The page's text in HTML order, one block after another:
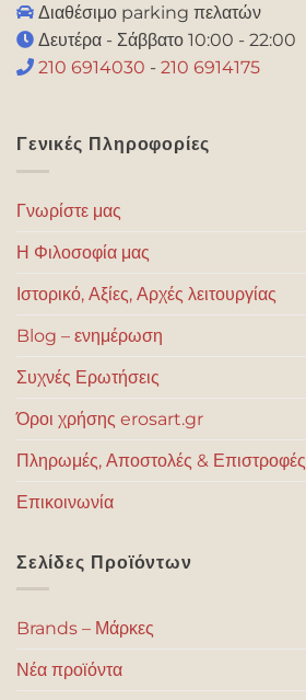
Διαθέσιμο parking πελατών
Δευτέρα - Σάββατο 10:00 - 22:00
210 6914030 - 210 6914175
Γενικές Πληροφορίες
Γνωρίστε μας
Η Φιλοσοφία μας
Ιστορικό, Αξίες, Αρχές λειτουργίας
Blog – ενημέρωση
Συχνές Ερωτήσεις
Όροι χρήσης erosart.gr
Πληρωμές, Αποστολές & Επιστροφές
Επικοινωνία
Σελίδες Προϊόντων
Brands – Μάρκες
Νέα προϊόντα